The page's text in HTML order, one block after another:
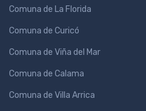
Comuna de La Florida
Comuna de Curicó
Comuna de Viña del Mar
Comuna de Calama
Comuna de Villa Arrica